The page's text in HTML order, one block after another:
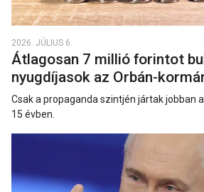
2026. JÚLIUS 6.
Átlagosan 7 millió forintot
nyugdíjasok az Orbán-
Csak a propaganda szintjén jártak jobban
15 évben.